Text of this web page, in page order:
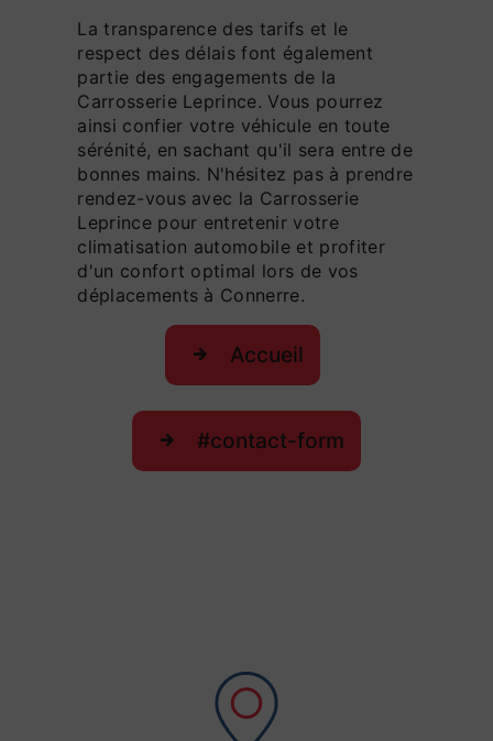
La transparence des tarifs et le
respect des délais font également
partie des engagements de la
Carrosserie Leprince. Vous pourrez
ainsi confier votre véhicule en toute
sérénité, en sachant qu'il sera entre de
bonnes mains. N'hésitez pas à prendre
rendez-vous avec la Carrosserie
Leprince pour entretenir votre
climatisation automobile et profiter
d'un confort optimal lors de vos
déplacements à Connerre.
Accueil
#contact-form